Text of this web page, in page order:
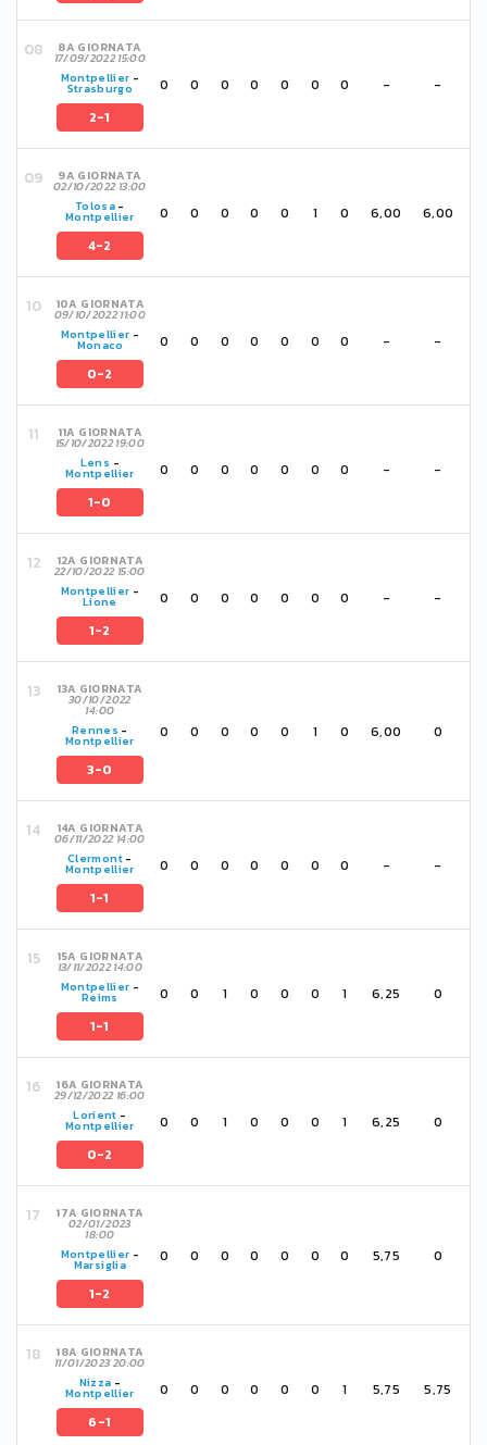
8A GIORNATA
17/09/2022 15:00
Montpellier -
Strasburgo
2-1
0 0 0 0 0 0 0 - -
9A GIORNATA
02/10/2022 13:00
Tolosa -
Montpellier
4-2
0 0 0 0 0 1 0 6,00 6,00
10A GIORNATA
09/10/2022 11:00
Montpellier -
Monaco
0-2
0 0 0 0 0 0 0 - -
11A GIORNATA
15/10/2022 19:00
Lens -
Montpellier
1-0
0 0 0 0 0 0 0 - -
12A GIORNATA
22/10/2022 15:00
Montpellier -
Lione
1-2
0 0 0 0 0 0 0 - -
13A GIORNATA
30/10/2022
14:00
Rennes -
Montpellier
3-0
0 0 0 0 0 1 0 6,00 0
14A GIORNATA
06/11/2022 14:00
Clermont-
Montpellier
1-1
0 0 0 0 0 0 0 - -
15A GIORNATA
13/11/2022 14:00
Montpellier -
Reims
1-1
0 0 1 0 0 0 1 6,25 0
16A GIORNATA
29/12/2022 16:00
Lorient -
Montpellier
0-2
0 0 1 0 0 0 1 6,25 0
17A GIORNATA
02/01/2023
18:00
Montpellier -
Marsiglia
1-2
0 0 0 0 0 0 0 5,75 0
18A GIORNATA
11/01/2023 20:00
Nizza -
Montpellier
6-1
0 0 0 0 0 0 1 5,75 5,75